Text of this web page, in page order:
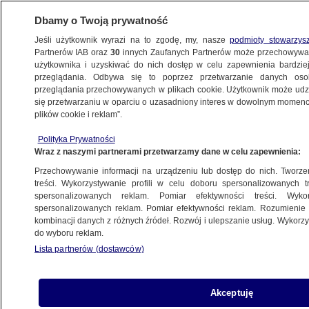
KONKRET24
ROZRYWKA
sprawdzi wszystko
8.01.2019, 12:31
Udostępnij
Dbamy o Twoją prywatność
Jeśli użytkownik wyrazi na to zgodę, my, naszepodmioty
Partnerów IAB oraz30 innych Zaufanych Partnerów może
użytkownika i uzyskiwać do nich dostęp w celu zapewnienia
przeglądania. Odbywa się to poprzez przetwarzanie danych
przeglądania przechowywanych w plikach cookie. Użytkownik może
się przetwarzaniu w oparciu o uzasadniony interes w dowolnym
plików cookie i reklam”.
Polityka Prywatności
Wraz z naszymi partnerami przetwarzamy dane w celu zapewnienia:
Przechowywanie informacji na urządzeniu lub dostęp do nich.
treści. Wykorzystywanie profili w celu doboru spersonalizowanych
spersonalizowanych reklam. Pomiar efektywności treści.
spersonalizowanych reklam. Pomiar efektywności reklam.
kombinacji danych z różnych źródeł. Rozwój i ulepszanie usług.
do wyboru reklam.
Lista partnerów (dostawców)
Akceptuję